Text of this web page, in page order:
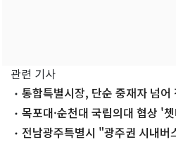
관련 기사
통합특별시장, 단순 중재자 넘어
목포대·순천대 국립의대 협상 '
목소리
전남광주특별시 "광주권 시내버